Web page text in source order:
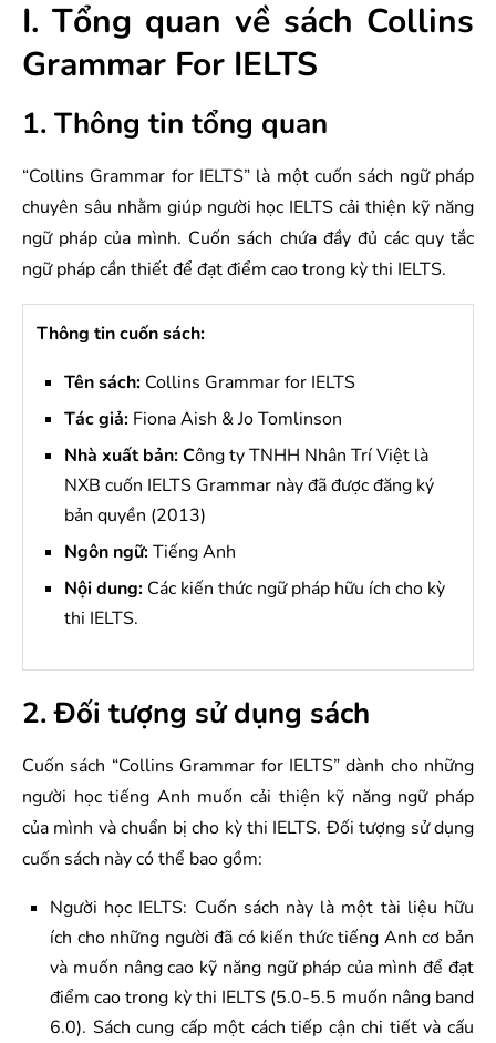
I. Tổng quan về sách Collins
Grammar For IELTS
1. Thông tin tổng quan
“Collins Grammar for IELTS” là một cuốn sách ngữ pháp
chuyên sâu nhằm giúp người học IELTS cải thiện kỹ năng
ngữ pháp của mình. Cuốn sách chứa đầy đủ các quy tắc
ngữ pháp cần thiết để đạt điểm cao trong kỳ thi IELTS.
Thông tin cuốn sách:
Tên sách: Collins Grammar for IELTS
Tác giả: Fiona Aish & Jo Tomlinson
Nhà xuất bản: Công ty TNHH Nhân Trí Việt là
NXB cuốn IELTS Grammar này đã được đăng ký
bản quyền (2013)
Ngôn ngữ:Tiếng Anh
Nội dung: Các kiến thức ngữ pháp hữu ích cho kỳ
thi IELTS.
2. Đối tượng sử dụng sách
Cuốn sách “Collins Grammar for IELTS” dành cho những
người học tiếng Anh muốn cải thiện kỹ năng ngữ pháp
của mình và chuẩn bị cho kỳ thi IELTS. Đối tượng sử dụng
cuốn sách này có thể bao gồm:
Người học IELTS: Cuốn sách này là một tài liệu hữu
ích cho những người đã có kiến thức tiếng Anh cơ bản
và muốn nâng cao kỹ năng ngữ pháp của mình để đạt
điểm cao trong kỳ thi IELTS (5.0-5.5 muốn nâng band
6.0). Sách cung cấp một cách tiếp cận chi tiết và cấu